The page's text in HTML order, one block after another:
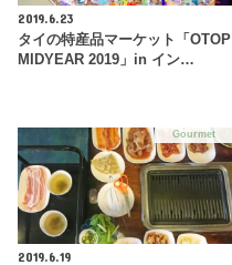
2019.6.23
タイの特産品マーケット「OTOP
MIDYEAR 2019」in イン…
Gourmet
2019.6.19